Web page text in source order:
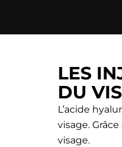
LES
DU
L’acide
visage.
visage.